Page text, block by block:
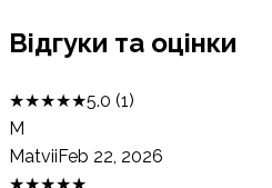
Відгуки та оцінки
★★★★★5.0 (1)
M
MatviiFeb 22, 2026